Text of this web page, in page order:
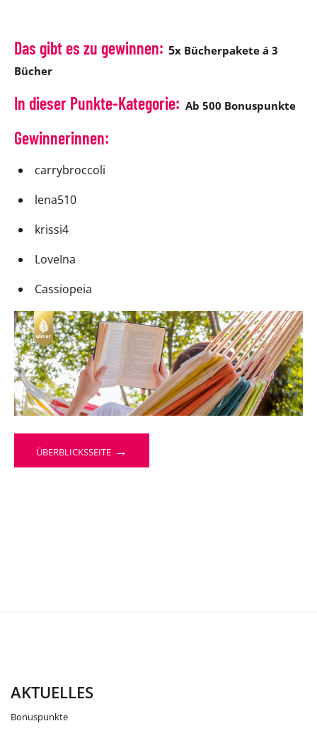
Das gibt es zu gewinnen: 5x Bücherpakete á 3
Bücher
In dieser Punkte-Kategorie: Ab 500 Bonuspunkte
Gewinnerinnen:
carrybroccoli
lena510
krissi4
LoveIna
Cassiopeia
ÜBERBLICKSSEITE →
AKTUELLES
Bonuspunkte